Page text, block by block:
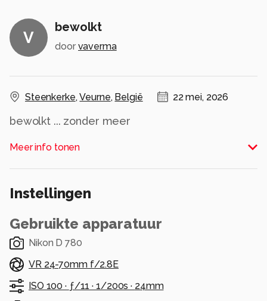
V
bewolkt
door vaverma
Steenkerke,Veurne, België 22 mei, 2026
bewolkt ... zonder meer
Alle rechten voorbehouden
Meer info tonen
Instellingen
Gebruikte apparatuur
Nikon D 780
VR 24-70mm f/2.8E
ISO 100 · ƒ/11 · 1/200s · 24mm